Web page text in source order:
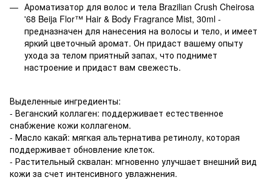
Ароматизатор для волос и тела Brazilian Crush Cheirosa
'68 Beija Flor™ Hair & Body Fragrance Mist, 30ml -
предназначен для нанесения на волосы и тело, и имеет
яркий цветочный аромат. Он придаст вашему опыту
ухода за телом приятный запах, что поднимет
настроение и придаст вам свежесть.
Выделенные ингредиенты:
- Веганский коллаген: поддерживает естественное
снабжение кожи коллагеном.
- Масло какай: мягкая альтернатива ретинолу, которая
поддерживает обновление клеток.
- Растительный сквалан: мгновенно улучшает внешний вид
кожи за счет интенсивного увлажнения.